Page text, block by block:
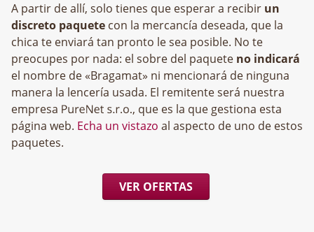
A partir de allí, solo tienes que esperar a recibir un
discreto paquete con la mercancía deseada, que la
chica te enviará tan pronto le sea posible. No te
preocupes por nada: el sobre del paquete no indicará
el nombre de «Bragamat» ni mencionará de ninguna
manera la lencería usada. El remitente será nuestra
empresa
, que es la que gestiona esta
página web. Echa un vistazo al aspecto de uno de estos
paquetes.
VER OFERTAS